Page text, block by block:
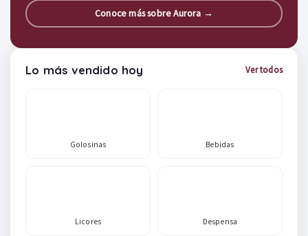
Conoce más sobre Aurora →
Lo más vendido hoy Ver todos
Golosinas Bebidas
Licores Despensa